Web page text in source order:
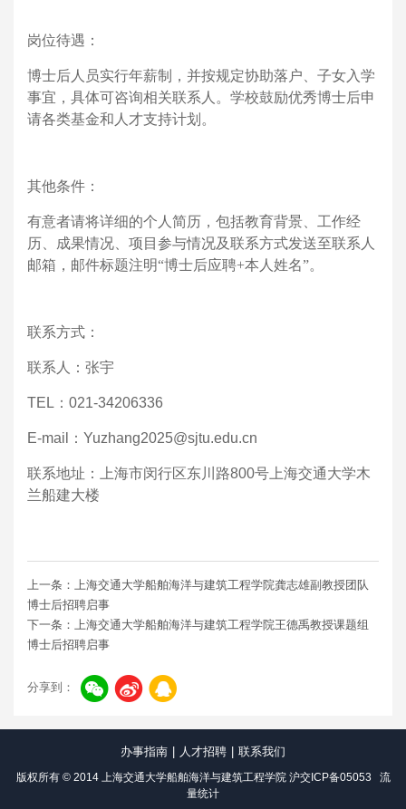
岗位待遇：
博士后人员实行年薪制，并按规定协助落户、子女入学
事宜，具体可咨询相关联系人。学校鼓励优秀博士后申
请各类基金和人才支持计划。
其他条件：
有意者请将详细的个人简历，包括教育背景、工作经
历、成果情况、项目参与情况及联系方式发送至联系人
邮箱，邮件标题注明“博士后应聘+本人姓名”。
联系方式：
联系人：张宇
TEL ： 021-34206336
E-mail ： Yuzhang2025@sjtu.edu.cn
联系地址：上海市闵行区东川路800号上海交通大学木
兰船建大楼
上一条：上海交通大学船舶海洋与建筑工程学院龚志雄副教授团队
博士后招聘启事
下一条：上海交通大学船舶海洋与建筑工程学院王德禹教授课题组
博士后招聘启事
分享到：
办事指南 人才招聘 联系我们
版权所有 © 2014 上海交通大学船舶海洋与建筑工程学院 沪交ICP备05053
流
量统计